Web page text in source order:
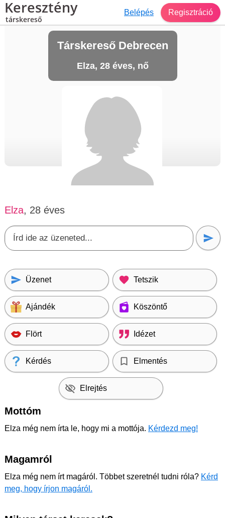
Keresztény
társkereső
Belépés Regisztráció
Társkereső Debrecen
Elza, 28 éves, nő
Elza, 28 éves
Üzenet Tetszik
Ajándék Köszöntő
Flört Idézet
Kérdés Elmentés
Elrejtés
Mottóm
Elza még nem írta le, hogy mi a mottója. Kérdezd meg!
Magamról
Elza még nem írt magáról. Többet szeretnél tudni róla? Kérd
meg, hogy írjon magáról.